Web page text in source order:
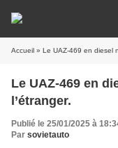
Accueil » Le UAZ-469 en diesel
Le UAZ-469 en
l’étranger.
Publié le 25/01/2025 à
Par sovietauto